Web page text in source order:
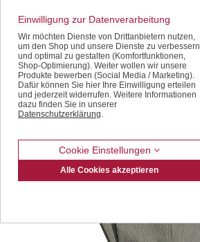
Einwilligung zur Datenverarbeitung
Wir möchten Dienste von Drittanbietern nutzen,
um den Shop und unsere Dienste zu verbessern
und optimal zu gestalten (Komfortfunktionen,
Shop-Optimierung). Weiter wollen wir unsere
Produkte bewerben (Social Media / Marketing).
Dafür können Sie hier Ihre Einwilligung erteilen
und jederzeit widerrufen. Weitere Informationen
dazu finden Sie in unserer
Datenschutzerklärung.
Cookie Einstellungen
Alle Cookies akzeptieren